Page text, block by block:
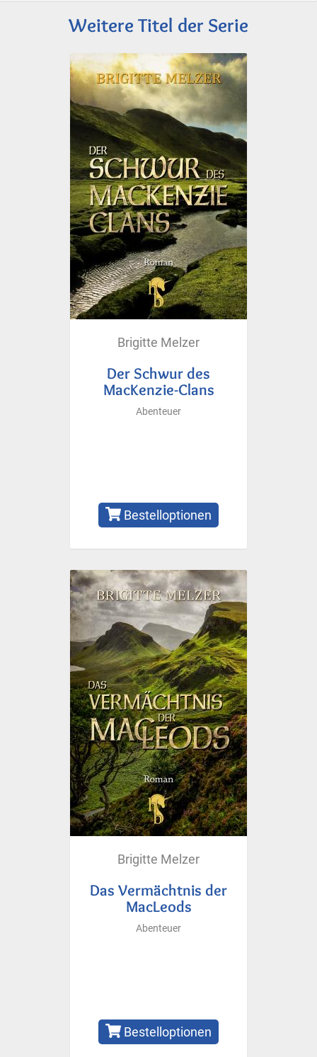
Weitere Titel der Serie
Brigitte Melzer
Der Schwur des
MacKenzie-Clans
Abenteuer
Bestelloptionen
Brigitte Melzer
Das Vermächtnis der
MacLeods
Abenteuer
Bestelloptionen